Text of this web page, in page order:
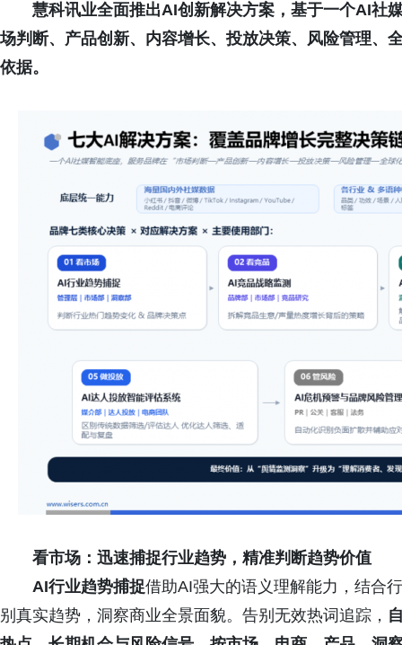
慧科讯业全面推出AI创新解决方案，基于一个AI社
场判断、产品创新、内容增长、投放决策、风险管理、
依据。
看市场：迅速捕捉行业趋势，精准判断趋势价值
AI行业趋势捕捉借助AI强大的语义理解能力，结合
别真实趋势，洞察商业全景面貌。告别无效热词追踪，